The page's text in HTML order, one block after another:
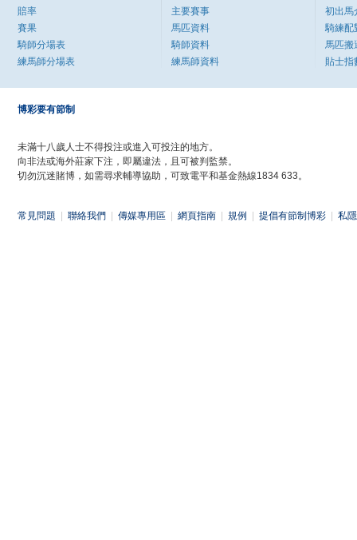
賠率
賽果
騎師分場表
練馬師分場表
主要賽事
馬匹資料
騎師資料
練馬師資料
初出馬
騎練配
馬匹搬
貼士指
博彩要有節制
未滿十八歲人士不得投注或進入可投注的地方。
向非法或海外莊家下注，即屬違法，且可被判監禁。
切勿沉迷賭博，如需尋求輔導協助，可致電平和基金熱線1834 633。
常見問題 聯絡我們 傳媒專用區 網頁指南 規例 提倡有節制博彩 私